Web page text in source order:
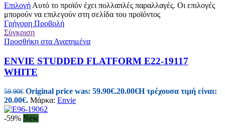
Επιλογή Αυτό το προϊόν έχει πολλαπλές παραλλαγές. Οι επιλογές
μπορούν να επιλεγούν στη σελίδα του προϊόντος
Γρήγορη Προβολή
Σύγκριση
Προσθήκη στα Αγαπημένα
ENVIE STUDDED FLATFORM E22-19117
WHITE
59.90€ Original price was: 59.90€.20.00€Η τρέχουσα τιμή είναι:
20.00€. Μάρκα: Envie
-59% New